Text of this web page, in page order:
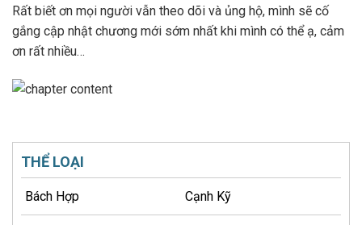
Rất biết ơn mọi người vẫn theo dõi và ủng hộ, mình sẽ cố
gắng cập nhật chương mới sớm nhất khi mình có thể ạ, cảm
ơn rất nhiều…
THỂ LOẠI
Bách Hợp Cạnh Kỹ